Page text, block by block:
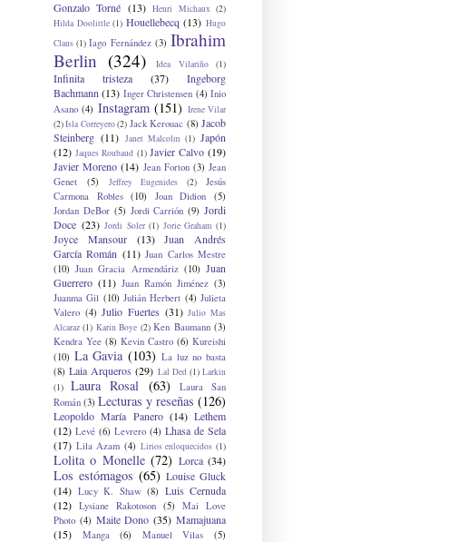
Gonzalo Torné (13) Henri Michaux (2)
Hilda Doolittle (1) Houellebecq (13) Hugo
Claus (1) Iago Fernández (3) Ibrahim
Berlin (324) Idea Vilariño (1)
Infinita tristeza (37)
Ingeborg
Bachmann (13) Inger Christensen (4) Inio
Asano (4) Instagram (151) Irene Vilar
(2)Isla Correyero(2) Jack Kerouac (8) Jacob
Steinberg (11) Janet Malcolm (1) Japón
(12) Jaques Roubaud (1) Javier Calvo (19)
Javier Moreno (14) Jean Forton (3) Jean
Genet
(5) Jeffrey Eugenides (2)
Jesús
Carmona Robles
(10) Joan Didion
(5)
Jordan DeBor (5) Jordi Carrión (9) Jordi
Doce (23) Jordi Soler (1) Jorie Graham (1)
Joyce Mansour (13)
Juan Andrés
García Román (11) Juan Carlos Mestre
(10) Juan Gracia Armendáriz (10) Juan
Guerrero (11) Juan Ramón Jiménez (3)
Juanma Gil (10) Julián Herbert (4) Julieta
Valero (4) Julio Fuertes (31) Julio Mas
Alcaraz (1) Karin Boye (2) Ken Baumann (3)
Kendra Yee (8) Kevin Castro (6) Kureishi
(10) La Gavia (103) La luz no basta
(8) Laia Arqueros (29) Lal Ded (1) Larkin
(1)
Laura Rosal (63)
Laura San
Román (3) Lecturas y reseñas (126)
Leopoldo María Panero (14) Lethem
(12) Levé (6) Levrero (4) Lhasa de Sela
(17) Lila Azam (4) Lirios enloquecidos (1)
Lolita o Monelle (72) Lorca (34)
Los estómagos (65) Louise Gluck
(14) Lucy K. Shaw (8) Luis Cernuda
(12) Lysiane Rakotoson (5)
Mai Love
Photo (4) Maite Dono (35) Mamajuana
(15)
Manga (6) Manuel Vilas (5)